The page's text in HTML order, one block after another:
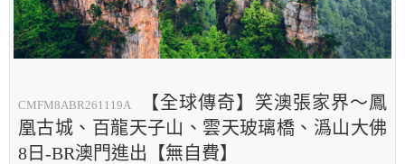
CMFM8ABR261119A
【全球傳奇】笑澳張家界～鳳
凰古城、百龍天子山、雲天玻璃橋、潙山大佛
8日-BR澳門進出【無自費】